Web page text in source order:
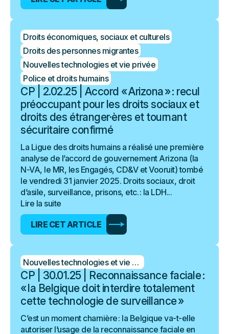
Droits économiques, sociaux et culturels
Droits des personnes migrantes
Nouvelles technologies et vie privée
Police et droits humains
CP | 2.02.25 | Accord « Arizona » : recul
préoccupant pour les droits sociaux et
droits des étranger·ères et tournant
sécuritaire confirmé
La Ligue des droits humains a réalisé une première
analyse de l’accord de gouvernement Arizona (la
N-VA, le MR, les Engagés, CD&V et Vooruit) tombé
le vendredi 31 janvier 2025. Droits sociaux, droit
d’asile, surveillance, prisons, etc. : la LDH...
Lire la suite
LIRE CET ARTICLE
Nouvelles technologies et vie privée
CP | 30.01.25 | Reconnaissance faciale :
« la Belgique doit interdire totalement
cette technologie de surveillance »
C’est un moment charnière : la Belgique va-t-elle
autoriser l’usage de la reconnaissance faciale en